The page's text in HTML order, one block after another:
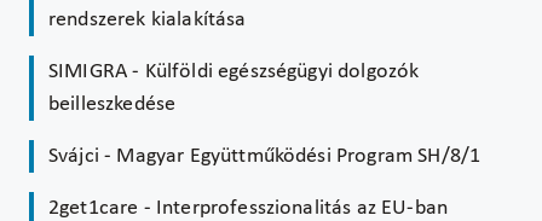
rendszerek kialakítása
SIMIGRA - Külföldi egészségügyi dolgozók
beilleszkedése
Svájci - Magyar Együttműködési Program SH/8/1
2get1care - Interprofesszionalitás az EU-ban